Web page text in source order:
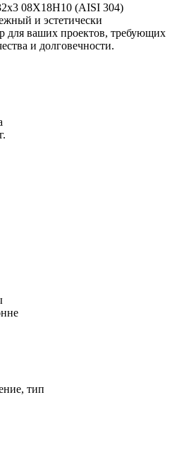
08Х18Н10 (AISI 304)
и эстетически
для ваших проектов, требующих
и долговечности.
тип